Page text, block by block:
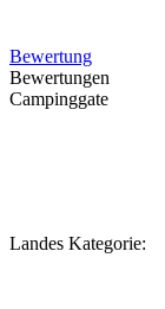
Bewertung
Bewertungen
Campinggate
Landes Kategorie: